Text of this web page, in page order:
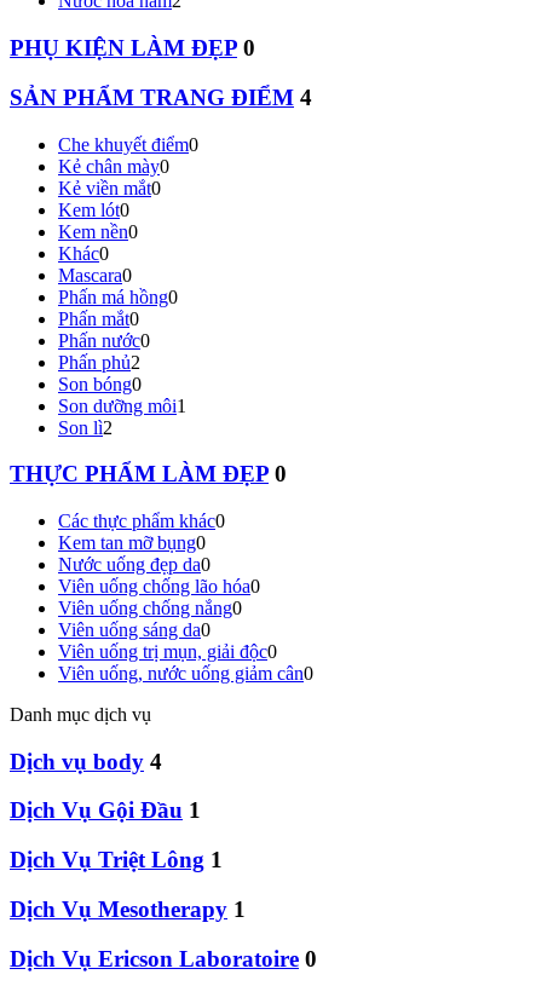
PHỤ KIỆN LÀM ĐẸP 0
SẢN PHẨM TRANG ĐIỂM 4
Che khuyết điểm0
Kẻ chân mày0
Kẻ viền mắt0
Kem lót0
Kem nền0
Khác0
Mascara0
Phấn má hồng0
Phấn mắt0
Phấn nước0
Phấn phủ2
Son bóng0
Son dưỡng môi1
Son lì2
THỰC PHẨM LÀM ĐẸP 0
Các thực phẩm khác0
Kem tan mỡ bụng0
Nước uống đẹp da0
Viên uống chống lão hóa0
Viên uống chống nắng0
Viên uống sáng da0
Viên uống trị mụn, giải độc0
Viên uống, nước uống giảm cân0
Danh mục dịch vụ
Dịch vụ body 4
Dịch Vụ Gội Đầu 1
Dịch Vụ Triệt Lông 1
Dịch Vụ Mesotherapy 1
Dịch Vụ Ericson Laboratoire 0